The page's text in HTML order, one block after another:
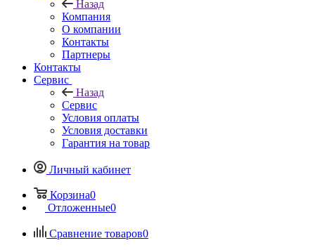
Назад
Компания
О компании
Контакты
Партнеры
Контакты
Сервис
Назад
Сервис
Условия оплаты
Условия доставки
Гарантия на товар
Личный кабинет
Корзина0
Отложенные0
Сравнение товаров0